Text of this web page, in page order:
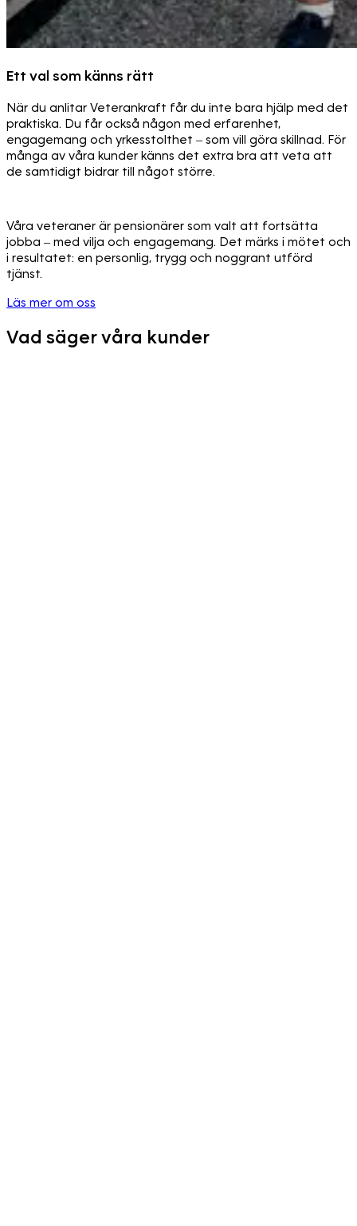
Ett val som känns rätt
När du anlitar Veterankraft får du inte bara hjälp med det
praktiska. Du får också någon med erfarenhet,
engagemang och yrkesstolthet – som vill göra skillnad. För
många av våra kunder känns det extra bra att veta att
de samtidigt bidrar till något större.
Våra veteraner är pensionärer som valt att fortsätta
jobba – med vilja och engagemang. Det märks i mötet och
i resultatet: en personlig, trygg och noggrant utförd
tjänst.
Läs mer om oss
Vad säger våra kunder